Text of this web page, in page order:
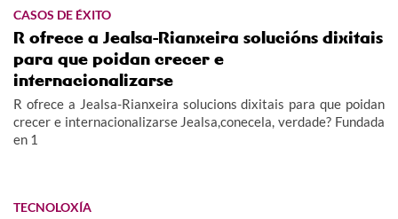
CASOS DE ÉXITO
R ofrece a Jealsa-Rianxeira solucións dixitais
para que poidan crecer e
internacionalizarse
R ofrece a Jealsa-Rianxeira solucions dixitais para que poidan
crecer e internacionalizarse Jealsa,conecela, verdade? Fundada
en 1
TECNOLOXÍA